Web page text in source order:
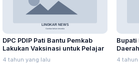
DPC PDIP Pati Bantu Pemkab
Lakukan Vaksinasi untuk Pelajar
4 tahun yang lalu
Bupati
Daerah
4